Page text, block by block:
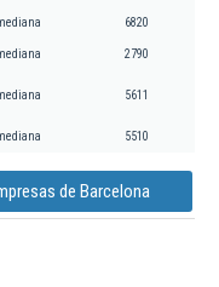
6820
2790
5611
5510
de Barcelona